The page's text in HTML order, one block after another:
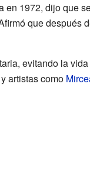
en 1972, dijo que
que después
evitando la
artistas como